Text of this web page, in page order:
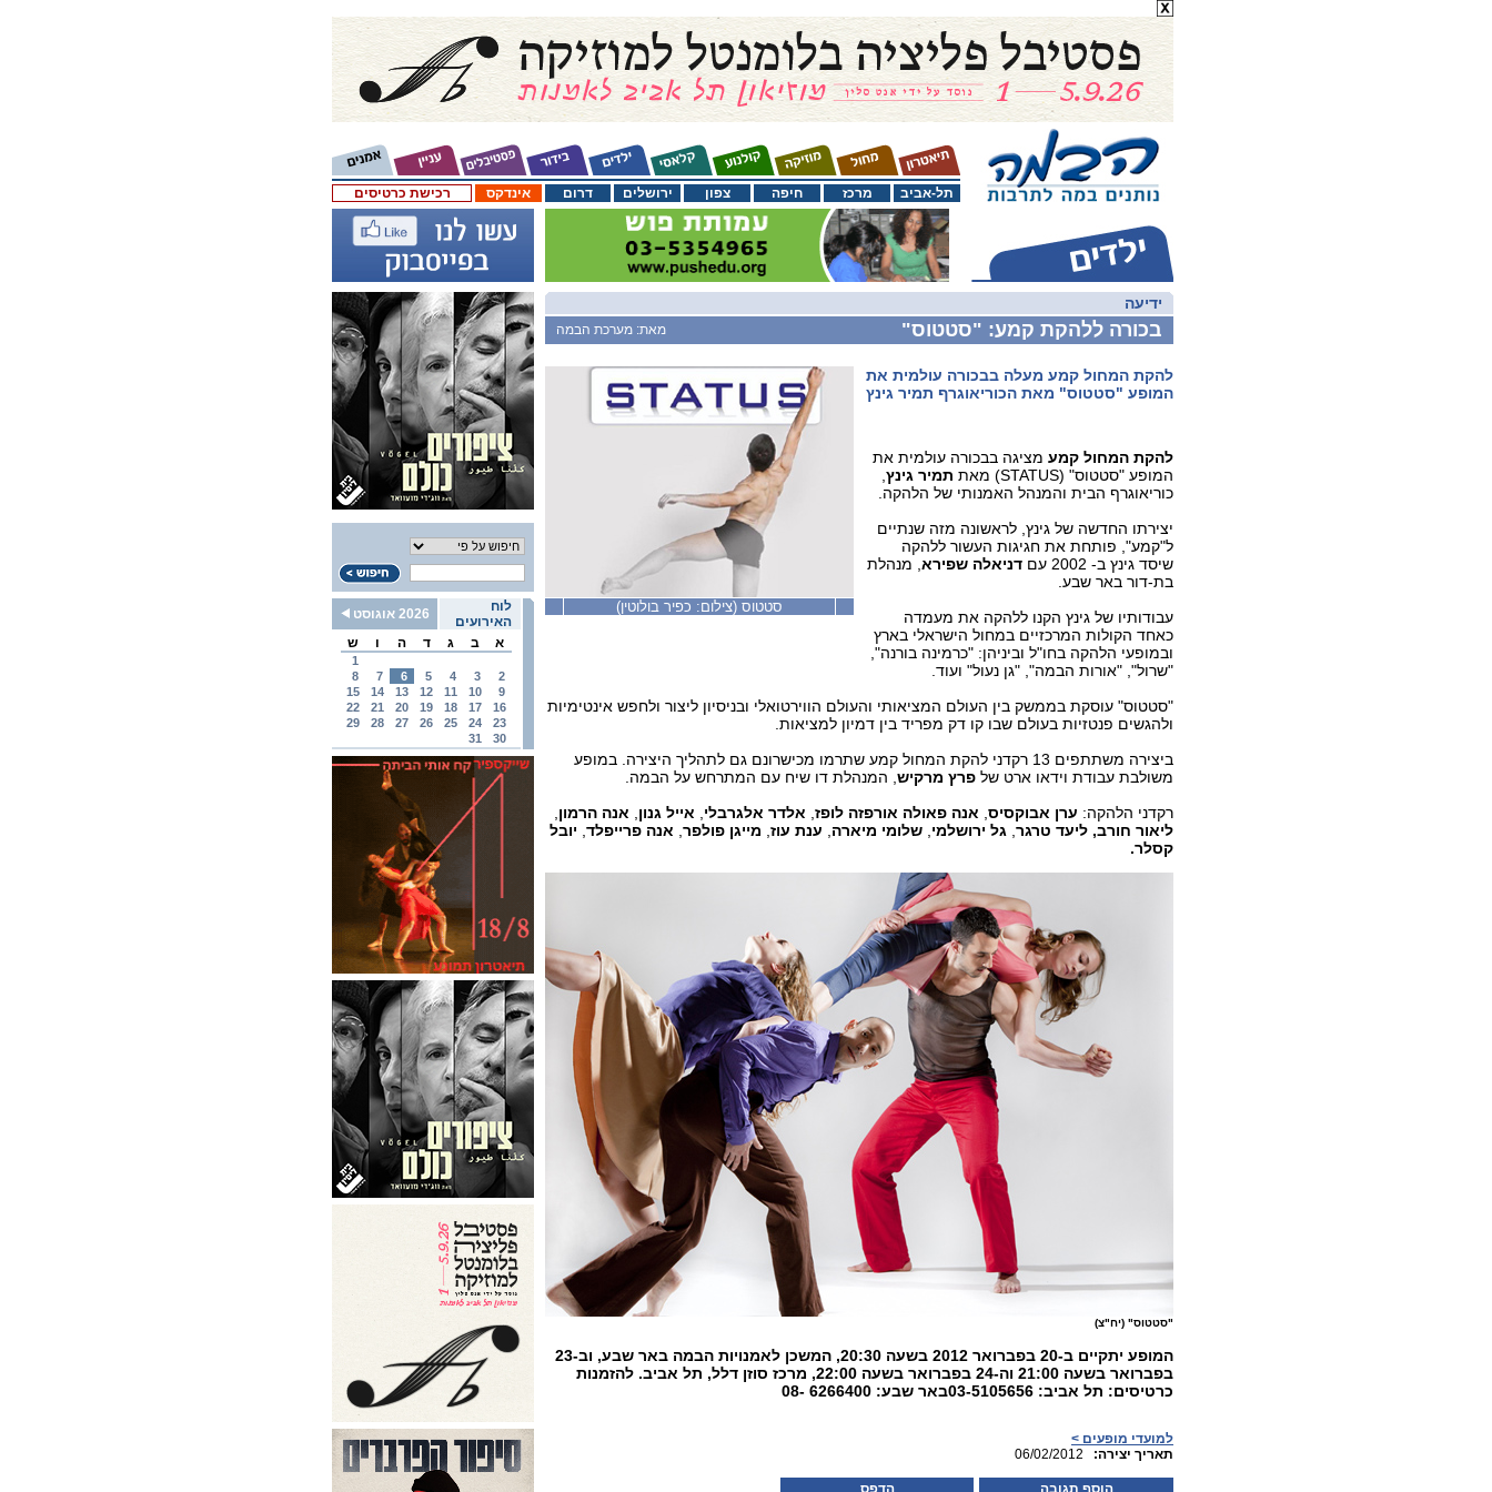
רכישת כרטיסים אינדקס דרום ירושלים צפון חיפה מרכז תל-אביב
לוח
האירועים
2026 אוגוסט
א
ב ג ד ה ו ש
1
2
3
4
5
6
7
8
9
10
11
12
13
14
15
16
17
18
19
20
21
22
23
24
25
26
27
28
29
30
31
ידיעה
מאת: מערכת הבמה בכורה ללהקת קמע: "סטטוס"
סטטוס (צילום: כפיר בולוטין)
להקת המחול קמע מעלה בבכורה עולמית את
המופע "סטטוס" מאת הכוריאוגרף תמיר גינץ
להקת המחול קמע מציגה בבכורה עולמית את
המופע "סטטוס" (STATUS) מאת
תמיר גינץ
כוריאוגרף הבית והמנהל האמנותי של הלהקה.
יצירתו החדשה של גינץ, לראשונה מזה שנתיים
ל"קמע", פותחת את חגיגות העשור ללהקה
שיסד גינץ ב- 2002 עם
דניאלה שפירא , מנהלת
בת-דור באר שבע.
עבודותיו של גינץ הקנו ללהקה את מעמדה
כאחד הקולות המרכזיים במחול הישראלי בארץ
ובמופעי הלהקה בחו"ל וביניהן: "כרמינה בורנה",
"שרול", "אורות הבמה", "גן נעול" ועוד.
"סטטוס" עוסקת בממשק בין העולם המציאותי והעולם הווירטואלי ובניסיון ליצור ולחפש אינטימיות
ולהגשים פנטזיות בעולם שבו קו דק מפריד בין דמיון למציאות.
ביצירה משתתפים 13 רקדני להקת המחול קמע שתרמו מכישרונם גם לתהליך היצירה. במופע
משולבת עבודת וידאו ארט של פרץ מרקיש , המנהלת דו שיח עם המתרחש על הבמה.
רקדני הלהקה: ערן אבוקסיס אנה פאולה אורפזה לופז אלדר אלגרבלי אייל גנון אנה הרמון
ליאור חורב, ליעד טרגר גל ירושלמי שלומי מיארה ענת עוז מייגן פולפר אנה פרייפלד יובל
קסלר.
"סטטוס" (יח"צ)
המופע יתקיים ב-20 בפברואר 2012 בשעה 20:30, המשכן לאמנויות הבמה באר שבע, וב-23
בפברואר בשעה 21:00 וה-24 בפברואר בשעה 22:00, מרכז סוזן דלל, תל אביב. להזמנות
כרטיסים: תל אביב: 03-5105656באר שבע: 08- 6266400
למועדי מופעים >
06/02/2012
:תאריך יצירה
הדפס הוסף תגובה